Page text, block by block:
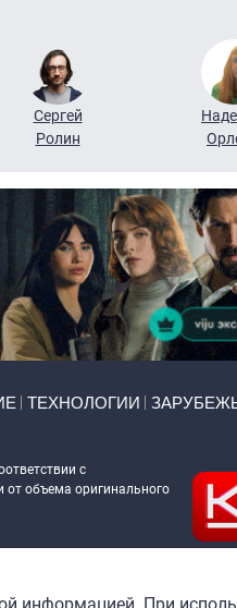
Сергей
Ролин
ТЕХНОЛОГИИ
с
от объема оригинального